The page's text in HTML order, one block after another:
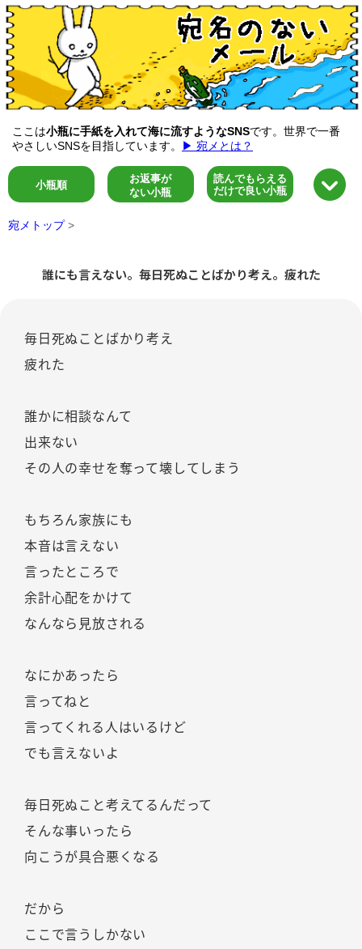
ここは小瓶に手紙を入れて海に流すようなSNSです。世界で一番
やさしいSNSを目指しています。
▶ 宛メとは？
小瓶順
お返事が
ない小瓶
読んでもらえる
だけで良い小瓶
宛メトップ >
誰にも言えない。毎日死ぬことばかり考え。疲れた
毎日死ぬことばかり考え
疲れた
誰かに相談なんて
出来ない
その人の幸せを奪って壊してしまう
もちろん家族にも
本音は言えない
言ったところで
余計心配をかけて
なんなら見放される
なにかあったら
言ってねと
言ってくれる人はいるけど
でも言えないよ
毎日死ぬこと考えてるんだって
そんな事いったら
向こうが具合悪くなる
だから
ここで言うしかない